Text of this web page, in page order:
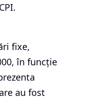
fixe,
în funcție
au fost